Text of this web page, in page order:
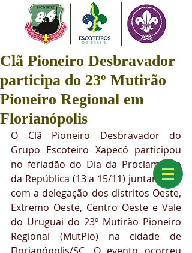
Clã Pioneiro Desbravador
participa do 23º Mutirão
Pioneiro Regional em
Florianópolis
O Clã Pioneiro Desbravador do
Grupo Escoteiro Xapecó participou
no feriadão do Dia da Proclamação
da República (13 a 15/11) juntamente
com a delegação dos distritos Oeste,
Extremo Oeste, Centro Oeste e Vale
do Uruguai do 23º Mutirão Pioneiro
Regional (MutPio) na cidade de